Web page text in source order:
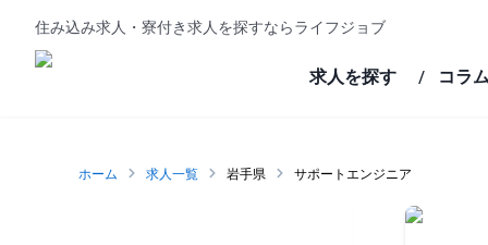
住み込み求人・寮付き求人を探すならライフジョブ
求人を探す / コラ
ホーム 求人一覧 岩手県 サポートエンジニア